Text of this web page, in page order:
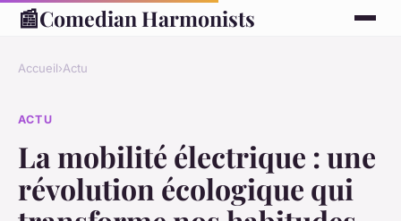
📰Comedian Harmonists
Accueil›Actu
ACTU
La mobilité électrique : une
révolution écologique qui